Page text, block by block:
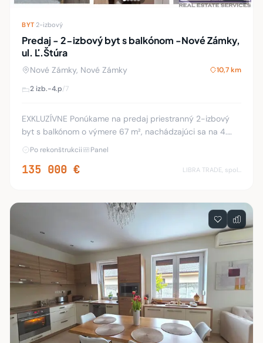
BYT· 2-izbový
Predaj - 2-izbový byt s balkónom -Nové Zámky,
ul. Ľ.Štúra
Nové Zámky, Nové Zámky 10,7 km
2 izb.-4.p/7
EXKLUZÍVNE Ponúkame na predaj priestranný 2-izbový
byt s balkónom o výmere 67 m², nachádzajúci sa na 4.
poschodí zo 7 v zateplenom panelovom bytovom dome
Po rekonštrukcii Panel
135 000 €